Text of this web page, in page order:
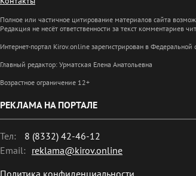
Полное или частичное цитирование материалов сайта
Редакция не несёт ответственности за текст комментариев
Интернет-портал Kirov.online зарегистрирован в
Главный редактор: Урматская Елена Анатольевна
Возрастное ограничение 12+
РЕКЛАМА НА ПОРТАЛЕ
Тел:
8 (8332) 42-46-12
Email: reklama@kirov.online
Политика конфиденциальности